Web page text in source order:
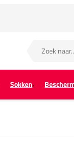
Sokken